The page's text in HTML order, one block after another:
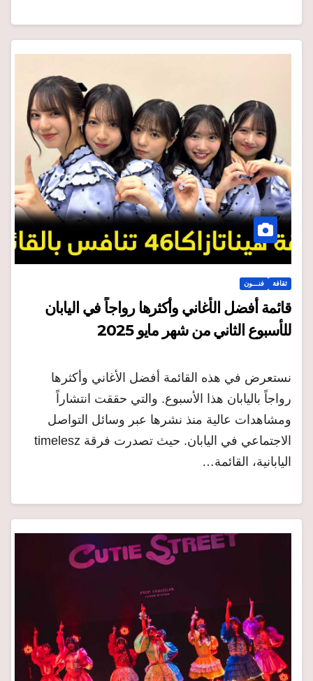
ثقافة فنـــون
قائمة أفضل الأغاني وأكثرها رواجاً في اليابان
للأسبوع الثاني من شهر مايو 2025
نستعرض في هذه القائمة أفضل الأغاني وأكثرها
رواجاً باليابان هذا الأسبوع. والتي حققت انتشاراً
ومشاهدات عالية منذ نشرها عبر وسائل التواصل
الاجتماعي في اليابان. حيث تصدرت فرقة timelesz
اليابانية، القائمة…